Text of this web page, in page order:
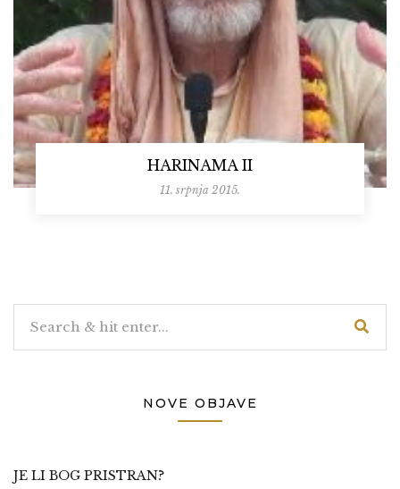
HARINAMA II
11. srpnja 2015.
NOVE OBJAVE
JE LI BOG PRISTRAN?